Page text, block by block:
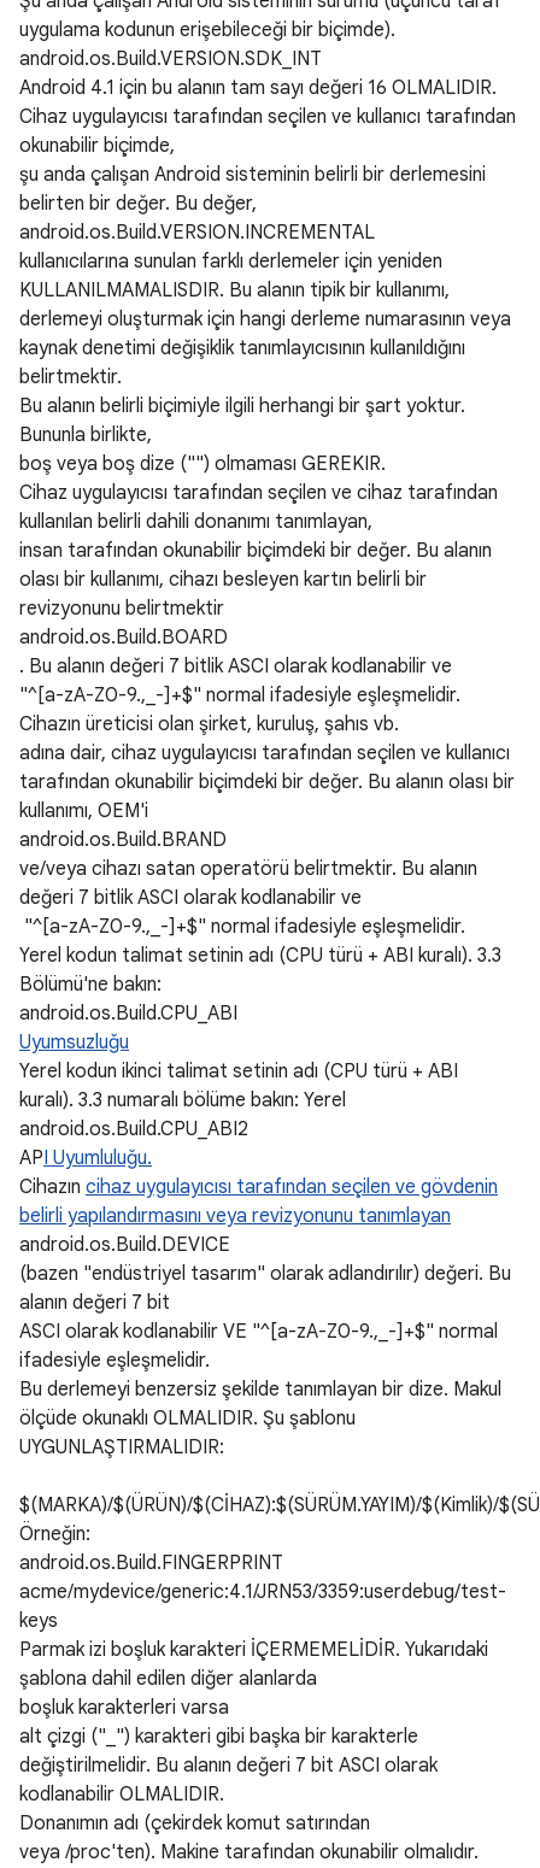
uygulama kodunun erişebileceği bir biçimde).
android.os.Build.VERSION.SDK_INT
Android 4.1 için bu alanın tam sayı değeri 16 OLMALIDIR.
Cihaz uygulayıcısı tarafından seçilen ve kullanıcı tarafından
okunabilir biçimde,
şu anda çalışan Android sisteminin belirli bir derlemesini
belirten bir değer. Bu değer,
android.os.Build.VERSION.INCREMENTAL
kullanıcılarına sunulan farklı derlemeler için yeniden
KULLANILMAMALISDIR. Bu alanın tipik bir kullanımı,
derlemeyi oluşturmak için hangi derleme numarasının veya
kaynak denetimi değişiklik tanımlayıcısının kullanıldığını
belirtmektir.
Bu alanın belirli biçimiyle ilgili herhangi bir şart yoktur.
Bununla birlikte,
boş veya boş dize ("") olmaması GEREKIR.
Cihaz uygulayıcısı tarafından seçilen ve cihaz tarafından
kullanılan belirli dahili donanımı tanımlayan,
insan tarafından okunabilir biçimdeki bir değer. Bu alanın
olası bir kullanımı, cihazı besleyen kartın belirli bir
revizyonunu belirtmektir
android.os.Build.BOARD
. Bu alanın değeri 7 bitlik ASCI olarak kodlanabilir ve
"^[a-zA-Z0-9.,_-]+$" normal ifadesiyle eşleşmelidir.
Cihazın üreticisi olan şirket, kuruluş, şahıs vb.
adına dair, cihaz uygulayıcısı tarafından seçilen ve kullanıcı
tarafından okunabilir biçimdeki bir değer. Bu alanın olası bir
kullanımı, OEM'i
android.os.Build.BRAND
ve/veya cihazı satan operatörü belirtmektir. Bu alanın
değeri 7 bitlik ASCI olarak kodlanabilir ve
"^[a-zA-Z0-9.,_-]+$" normal ifadesiyle eşleşmelidir.
Yerel kodun talimat setinin adı (CPU türü + ABI kuralı). 3.3
Bölümü'ne bakın:
android.os.Build.CPU_ABI
Uyumsuzluğu
Yerel kodun ikinci talimat setinin adı (CPU türü + ABI
kuralı). 3.3 numaralı bölüme bakın: Yerel
android.os.Build.CPU_ABI2
API Uyumluluğu.
Cihazın cihaz uygulayıcısı tarafından seçilen ve gövdenin
belirli yapılandırmasını veya revizyonunu tanımlayan
android.os.Build.DEVICE
(bazen "endüstriyel tasarım" olarak adlandırılır) değeri. Bu
alanın değeri 7 bit
ASCI olarak kodlanabilir VE "^[a-zA-Z0-9.,_-]+$" normal
ifadesiyle eşleşmelidir.
Bu derlemeyi benzersiz şekilde tanımlayan bir dize. Makul
ölçüde okunaklı OLMALIDIR. Şu şablonu
UYGUNLAŞTIRMALIDIR:
$(MARKA)/$(ÜRÜN)/$(CİHAZ):$(SÜRÜM.YAYIM)/$(Kimlik)/
Örneğin:
android.os.Build.FINGERPRINT
acme/mydevice/generic:4.1/JRN53/3359:userdebug/test-
keys
Parmak izi boşluk karakteri İÇERMEMELİDİR. Yukarıdaki
şablona dahil edilen diğer alanlarda
boşluk karakterleri varsa
alt çizgi ("_") karakteri gibi başka bir karakterle
değiştirilmelidir. Bu alanın değeri 7 bit ASCI olarak
kodlanabilir OLMALIDIR.
Donanımın adı (çekirdek komut satırından
veya /proc'ten). Makine tarafından okunabilir olmalıdır.